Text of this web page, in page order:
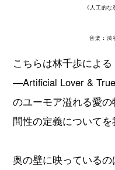
《人工的
音楽：
こちらは林千歩によ
―Artificial Lover &
のユーモア溢れる愛
間性の定義についてを
奥の壁に映っている